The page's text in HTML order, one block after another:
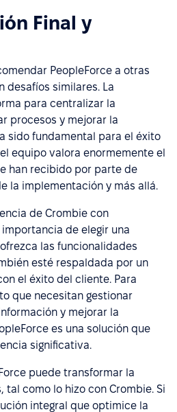
Final y
PeopleForce a otras
desafíos similares. La
para centralizar la
procesos y mejorar la
sido fundamental para el éxito
equipo valora enormemente el
han recibido por parte de
la implementación y más allá.
de Crombie con
de elegir una
las funcionalidades
esté respaldada por un
el éxito del cliente. Para
que necesitan gestionar
y mejorar la
es una solución que
significativa.
puede transformar la
tal como lo hizo con Crombie. Si
integral que optimice la